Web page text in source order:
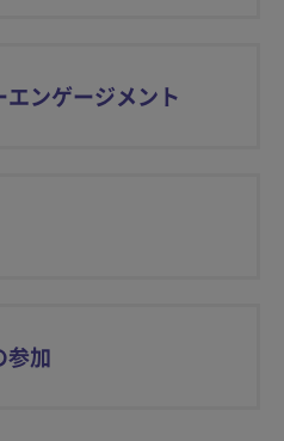
ンゲージメント
参加